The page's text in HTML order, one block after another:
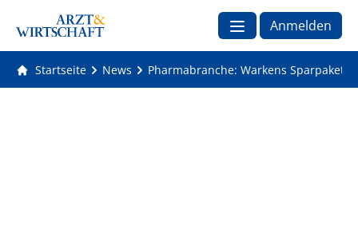
Anmelden
Startseite News Pharmabranche: Warkens Sparpaket